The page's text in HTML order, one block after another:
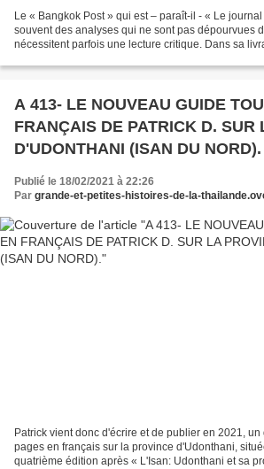
Le « Bangkok Post » qui est – paraît-il - « Le
souvent des analyses qui ne sont pas dépourvues
nécessitent parfois une lecture critique. Dans sa
A 413- LE NOUVEAU GUIDE TOURISTIQUE EN
FRANÇAIS DE PATRICK D. SUR
D'UDONTHANI (ISAN DU NORD).
Publié le 18/02/2021 à 22:26
Par grande-et-petites-histoires-de-la-
Patrick vient donc d'écrire et de publier en 2021,
pages en français sur la province d'Udonthani,
quatrième édition après « L'Isan: Udonthani et sa